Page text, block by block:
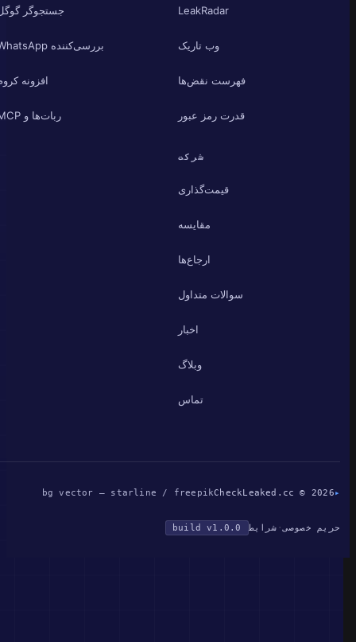
LeakRadar
وب تاریک
فهرست نقض‌ها
قدرت رمز عبور
جستجوگر گوگل
بررسی‌کننده WhatsApp
افزونه کروم
ربات‌ها و MCP
شرکت
قیمت‌گذاری
مقایسه
ارجاع‌ها
سوالات متداول
اخبار
وبلاگ
تماس
CheckLeaked.cc © 2026
bg vector — starline / freepik
حریم خصوصی·شرایط build v1.0.0